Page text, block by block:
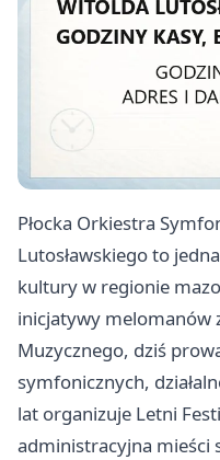
Płocka Orkiestra
Lutosławskiego to
kultury w regionie
inicjatywy melomanów
Muzycznego, dziś
symfonicznych,
lat organizuje Letni
administracyjna mieści